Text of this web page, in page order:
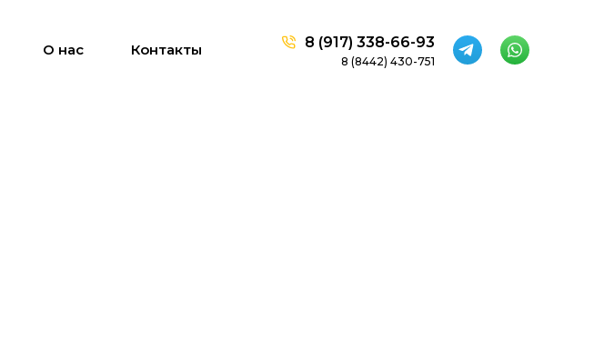
8 (8442) 430-751
8 (917) 338-66-93
О нас Контакты